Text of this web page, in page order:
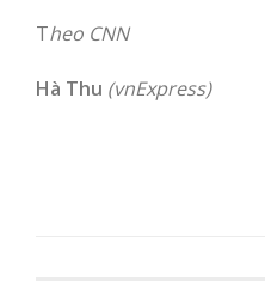
Theo CNN
Hà Thu (vnExpress)